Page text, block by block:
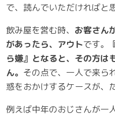
で、読んでいただければと
飲み屋を営む時、 お客さん
があったら、アウトです。
ら嫌』となると、その方は
ん。 その点で、一人で来ら
惑をおかけするケースが、
例えば中年のおじさんが一